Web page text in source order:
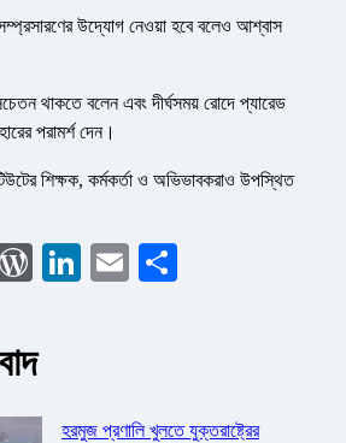
উদ্যোগ নেওয়া হবে বলেও আশ্বাস
থাকতে বলেন এবং দীর্ঘসময় রোদে প্যারেড
পরামর্শ দেন।
শিক্ষক, কর্মকর্তা ও অভিভাবকরাও উপস্থিত
WhatsApp
WordPress
LinkedIn
Email
হরমুজ প্রণালি খুলতে যুক্তরাষ্ট্রের